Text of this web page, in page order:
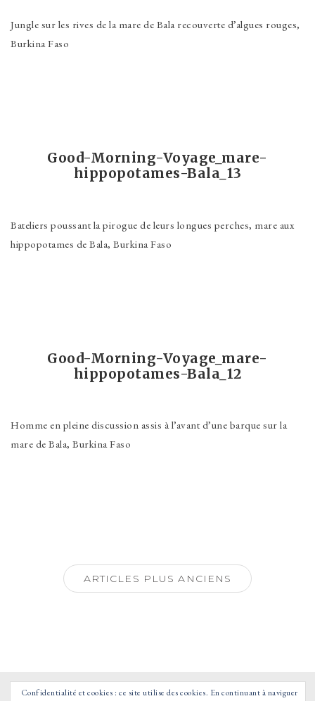
Jungle sur les rives de la mare de Bala recouverte d’algues rouges,
Burkina Faso
Good-Morning-Voyage_mare-
hippopotames-Bala_13
Bateliers poussant la pirogue de leurs longues perches, mare aux
hippopotames de Bala, Burkina Faso
Good-Morning-Voyage_mare-
hippopotames-Bala_12
Homme en pleine discussion assis à l’avant d’une barque sur la
mare de Bala, Burkina Faso
articles
ARTICLES PLUS ANCIENS
Confidentialité et cookies : ce site utilise des cookies. En continuant à naviguer